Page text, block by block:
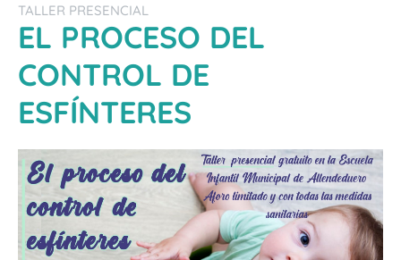
TALLER PRESENCIAL
EL PROCESO DEL
CONTROL DE
ESFÍNTERES